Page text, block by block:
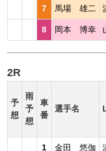
7 馬場 雄二
8 岡本 博幸
2R
予
想
雨
予
想
車
番
選手名
1 金田 悠伽